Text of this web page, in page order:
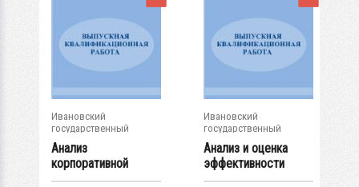
Ивановский
государственный
энергетический...
Анализ
корпоративной
социальной
Ивановский
государственный
энергетический...
Анализ и оценка
эффективности
управления...